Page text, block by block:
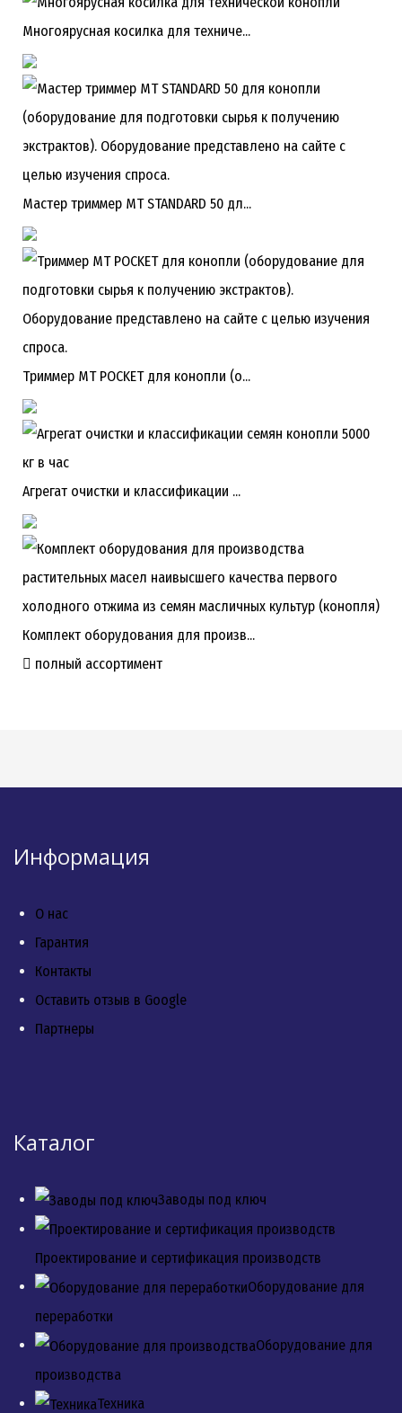
Многоярусная косилка для техниче...
Мастер триммер MT STANDARD 50 дл...
Триммер MT POCKET для конопли (о...
Агрегат очистки и классификации ...
Комплект оборудования для произв...
полный ассортимент
Информация
О нас
Гарантия
Контакты
Оставить отзыв в Google
Партнеры
Каталог
Заводы под ключ
Проектирование и сертификация производств
Оборудование для
переработки
Оборудование для
производства
Техника